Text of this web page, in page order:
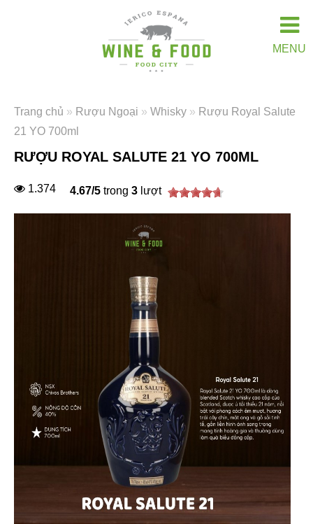
MENU
Trang chủ » Rượu Ngoại » Whisky » Rượu Royal Salute
21 YO 700ml
RƯỢU ROYAL SALUTE 21 YO 700ML
1.374 4.67/5 trong 3 lượt